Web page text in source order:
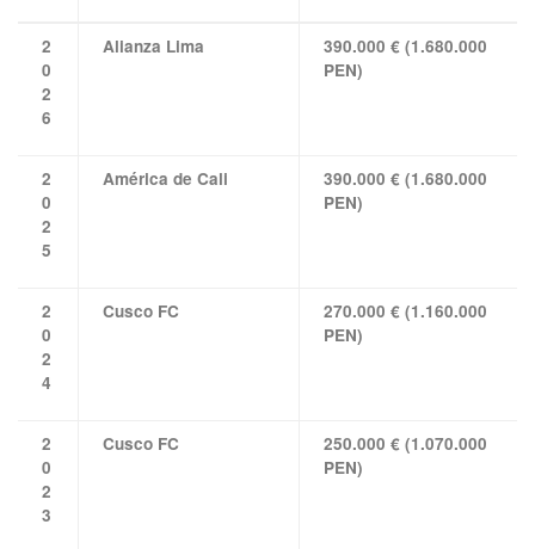
2
0
2
6
Alianza Lima
390.000 € (1.680.000
PEN)
2
0
2
5
América de Cali
390.000 € (1.680.000
PEN)
2
0
2
4
Cusco FC
270.000 € (1.160.000
PEN)
2
0
2
3
Cusco FC
250.000 € (1.070.000
PEN)